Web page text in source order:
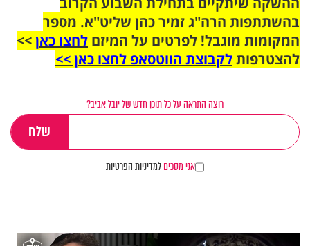
בהשתתפות הרה"ג זמיר כהן שליט"א. מספר
המקומות מוגבל! לפרטים על המיזם לחצו כאן>>
להצטרפותלקבוצת הווטסאפ לחצו כאן >>
רוצה התראה על כל תוכן חדש של יובל אביב?
אני מסכיםלמדיניות הפרטיות